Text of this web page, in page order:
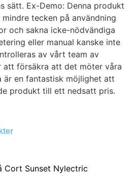
sätt. Ex-Demo: Denna produkt
tecken på användning
och sakna icke-nödvändiga
eller manual kanske inte
av vårt team av
att försäkra att det möter våra
är en fantastisk möjlighet att
produkt till ett nedsatt pris.